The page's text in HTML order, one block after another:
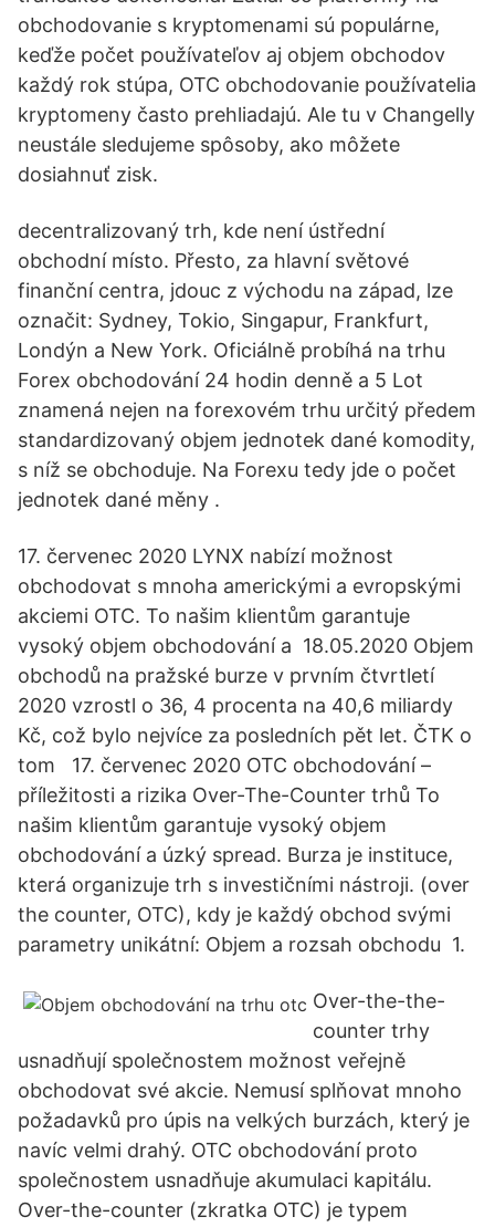
obchodovanie s kryptomenami sú populárne,
keďže počet používateľov aj objem obchodov
každý rok stúpa, OTC obchodovanie používatelia
kryptomeny často prehliadajú. Ale tu v Changelly
neustále sledujeme spôsoby, ako môžete
dosiahnuť zisk.
decentralizovaný trh, kde není ústřední
obchodní místo. Přesto, za hlavní světové
finanční centra, jdouc z východu na západ, lze
označit: Sydney, Tokio, Singapur, Frankfurt,
Londýn a New York. Oficiálně probíhá na trhu
Forex obchodování 24 hodin denně a 5 Lot
znamená nejen na forexovém trhu určitý předem
standardizovaný objem jednotek dané komodity,
s níž se obchoduje. Na Forexu tedy jde o počet
jednotek dané měny .
17. červenec 2020 LYNX nabízí možnost
obchodovat s mnoha americkými a evropskými
akciemi OTC. To našim klientům garantuje
vysoký objem obchodování a 18.05.2020 Objem
obchodů na pražské burze v prvním čtvrtletí
2020 vzrostl o 36, 4 procenta na 40,6 miliardy
Kč, což bylo nejvíce za posledních pět let. ČTK o
tom 17. červenec 2020 OTC obchodování –
příležitosti a rizika Over-The-Counter trhů To
našim klientům garantuje vysoký objem
obchodování a úzký spread. Burza je instituce,
která organizuje trh s investičními nástroji. (over
the counter, OTC), kdy je každý obchod svými
parametry unikátní: Objem a rozsah obchodu 1.
Over-the-the-
counter trhy
usnadňují společnostem možnost veřejně
obchodovat své akcie. Nemusí splňovat mnoho
požadavků pro úpis na velkých burzách, který je
navíc velmi drahý. OTC obchodování proto
společnostem usnadňuje akumulaci kapitálu.
Over-the-counter (zkratka OTC) je typem